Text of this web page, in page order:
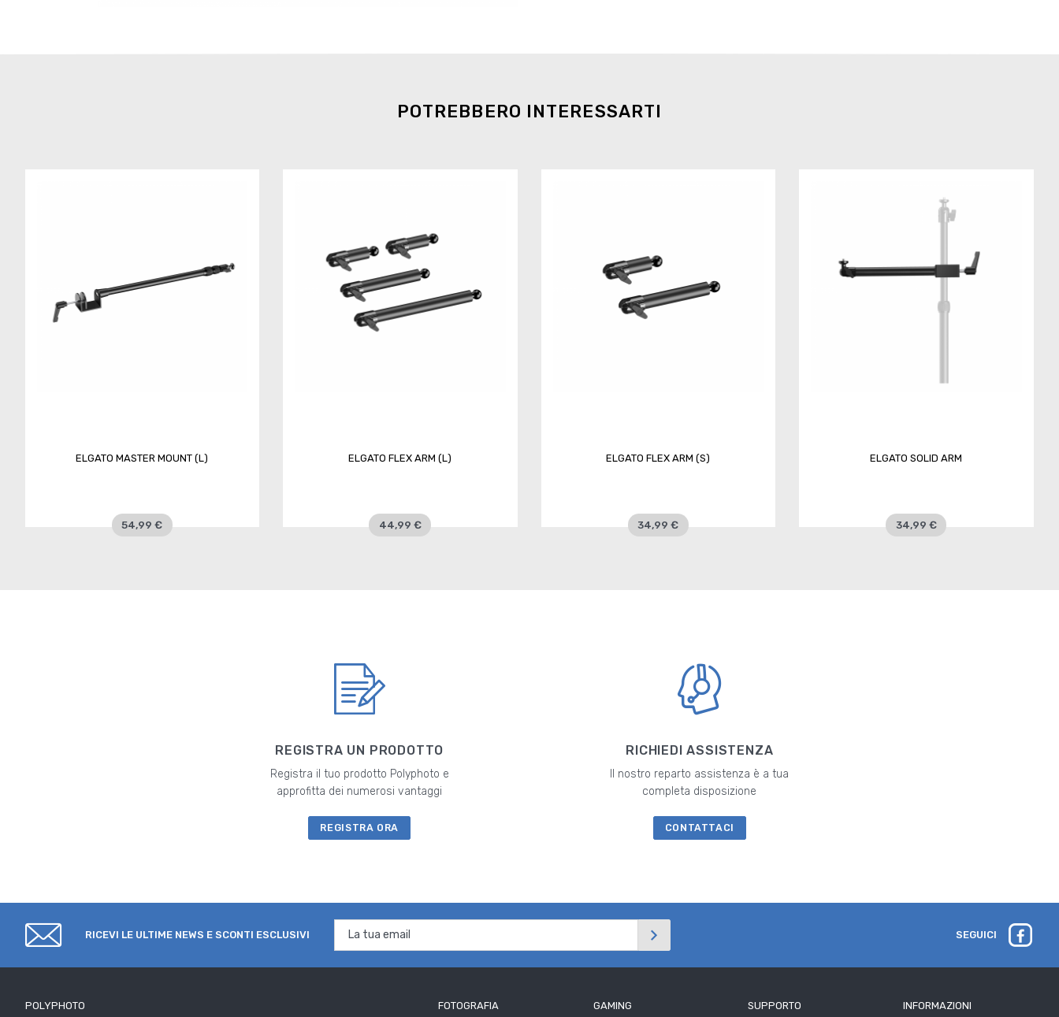
POTREBBERO INTERESSARTI
ELGATO MASTER MOUNT (L)
54,99 €
ELGATO FLEX ARM (L)
44,99 €
ELGATO FLEX ARM (S)
34,99 €
ELGATO SOLID ARM
34,99 €
REGISTRA UN PRODOTTO
Registra il tuo prodotto Polyphoto e
approfitta dei numerosi vantaggi
REGISTRA ORA
RICHIEDI ASSISTENZA
Il nostro reparto assistenza è a tua
completa disposizione
CONTATTACI
RICEVI LE ULTIME NEWS E SCONTI ESCLUSIVI SEGUICI
POLYPHOTO FOTOGRAFIA GAMING SUPPORTO INFORMAZIONI